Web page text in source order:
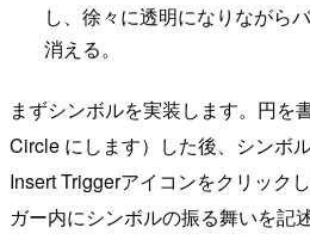
し、徐々に透明になりながら
消える。
まずシンボルを実装します。円を
Circle にします）した後、シンボ
Insert Triggerアイコンをクリック
ガー内にシンボルの振る舞いを記